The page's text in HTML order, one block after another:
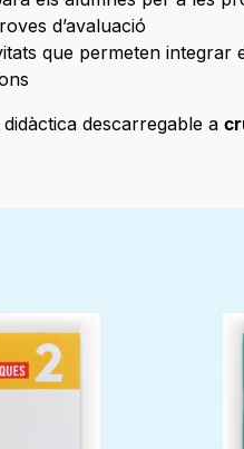
d’avaluació
que permeten integrar
didàctica descarregable a